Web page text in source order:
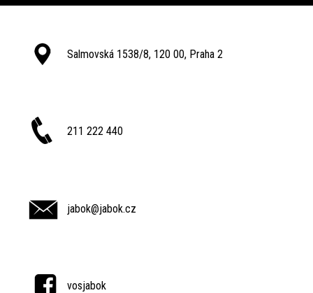
Salmovská 1538/8, 120 00, Praha 2
211 222 440
jabok@jabok.cz
vosjabok